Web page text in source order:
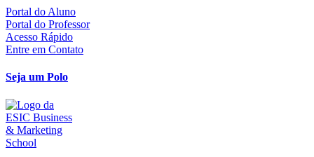
Ir
para
o
conteúdo
Portal do Aluno
Portal do Professor
Acesso Rápido
Entre em Contato
Seja um Polo